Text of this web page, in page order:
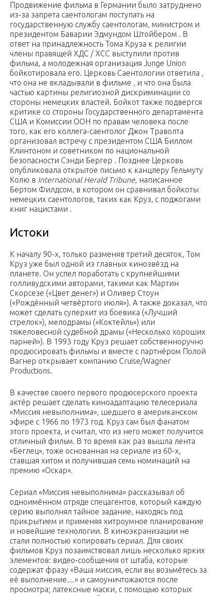
Продвижение фильма в Германии было затруднено
из-за запрета саентологам поступать на
государственную службу саентологам, министром и
президентом Баварии Эдмундом Штойбером . В
ответ на принадлежность Тома Круза к религии
члены правящей ХДС / ХСС выступили против
фильма, а молодежная организация Junge Union
бойкотировала его. Церковь Саентологии ответила ,
что она не вкладывали в фильме , и что она была
частью картины религиозной дискриминации со
стороны немецких властей. Бойкот также подвергся
критике со стороны Государственного департамента
США и Комиссии ООН по правам человека после
того, как его коллега-саентолог Джон Траволта
организовал встречу с президентом США Биллом
Клинтоном и советником по национальной
безопасности Сэнди Бергер . Позднее Церковь
опубликовала открытое письмо к канцлеру Гельмуту
Колю в International Herald Tribune, написанное
Бертом Филдсом, в котором он сравнивал бойкоты
немецких саентологов, таких как Круз, с поджогами
книг нацистами .
Истоки
К началу 90-х, только разменяв третий десяток, Том
Круз уже был одной из главных кинозвёзд на
планете. Он успел поработать с крупнейшими
голливудскими авторами, такими как Мартин
Скорсезе («Цвет денег») и Оливер Стоун
(«Рождённый четвёртого июля»). А также доказал, что
может сделать суперхит из боевика («Лучший
стрелок»), мелодрамы («Коктейль») или
тяжеловесной судебной драмы («Несколько хороших
парней»). В 1993 году Круз решает собственноручно
продюсировать фильмы и вместе с партнёром Полой
Вагнер открывает компанию Cruise/Wagner
Productions.
В качестве своего первого продюсерского проекта
актёр решает сделать киноадаптацию телесериала
«Миссия невыполнима», шедшего в американском
эфире с 1966 по 1973 год. Круз сам был фанатом
этого проекта, и считал, что из него может получится
отличный фильм. В то время как раз вышла лента
«Беглец», тоже основанная на сериале из 60-х,
ставшая хитом и получившая семь номинаций на
премию «Оскар».
Сериал «Миссия невыполнима» рассказывал об
одноимённом отряде спецагентов, который каждую
серию выполнял тайное задание, находясь под
прикрытием и применяя хитроумное планирование
и новейшие технологии. В киноэкранизации не
стали полностью копировать сериал. Для своих
фильмов Круз позаимствовал лишь несколько ярких
элементов: видео-сообщения от штаба, которые
содержат фразу «Ваша миссия, если вы возьмётесь за
её выполнение…» и самоуничтожаются после
просмотра; латексные маски, с помощью которых